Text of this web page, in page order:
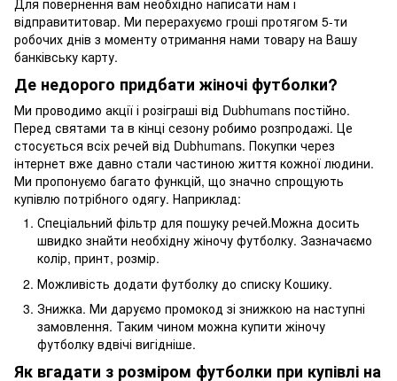
відправититовар. Ми перерахуємо гроші протягом 5-ти
робочих днів з моменту отримання нами товару на Вашу
банківську карту.
Де недорого придбати жіночі футболки?
Ми проводимо акції і розіграші від Dubhumans постійно.
Перед святами та в кінці сезону робимо розпродажі. Це
стосується всіх речей від Dubhumans. Покупки через
інтернет вже давно стали частиною життя кожної людини.
Ми пропонуємо багато функцій, що значно спрощують
купівлю потрібного одягу. Наприклад:
Спеціальний фільтр для пошуку речей.Можна досить
швидко знайти необхідну жіночу футболку. Зазначаємо
колір, принт, розмір.
Можливість додати футболку до списку Кошику.
Знижка. Ми даруємо промокод зі знижкою на наступні
замовлення. Таким чином можна купити жіночу
футболку вдвічі вигідніше.
Як вгадати з розміром футболки при купівлі на